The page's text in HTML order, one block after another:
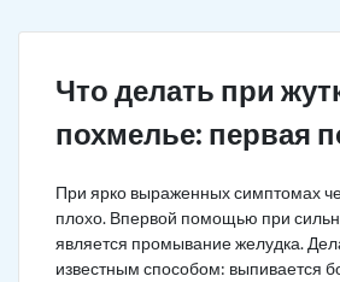
Что делать при
похмелье: первая
При ярко выраженных симптомах
плохо. Впервой помощью при
является промывание желудка.
известным способом: выпивается